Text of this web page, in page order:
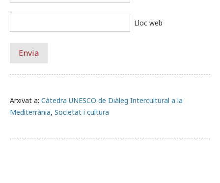
Arxivat a: Càtedra UNESCO de Diàleg Intercultural a la
Mediterrània, Societat i cultura
Lloc web